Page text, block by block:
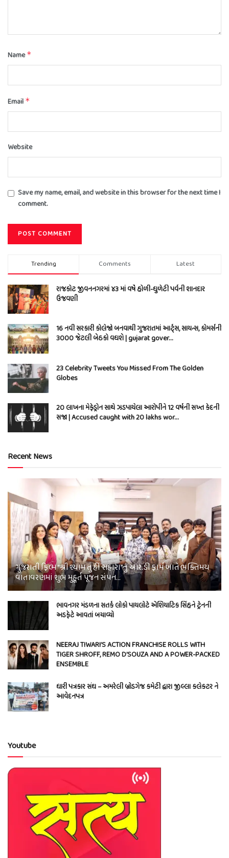
Name*
Email *
Website
Save my name, email, and website in this browser for the next time I
comment.
Trending Comments Latest
રાજકોટ જીવનનગરમાં ૪૩ માં વર્ષે હોળી-ધુળેટી પર્વની શાનદાર
ઉજવણી
16 નવી સરકારી કોલેજો બનવાથી ગુજરાતમાં આર્ટ્સ, સાયન્સ, કોમર્સની
3000 જેટલી બેઠકો વધશે | gujarat gover…
23 Celebrity Tweets You Missed From The Golden
Globes
20 લાખના મેફેડ્રોન સાથે ઝડપાયેલા આરોપીને 12 વર્ષની સખ્ત કેદની
સજા | Accused caught with 20 lakhs wor…
Recent News
ગુજરાતી ફિલ્મ “શ્રી શ્યામ તું હી સહારા”નું આર.ડી ફાર્મ ખાતે ભક્તિમય
વાતાવરણમાં શુભ મુહૂર્ત પૂજન સંપન…
ભાવનગર મંડળના સતર્ક લોકો પાયલોટે એશિયાટિક સિંહને ટ્રેનની
અડફેટે આવતાં બચાવ્યો
NEERAJ TIWARI’S ACTION FRANCHISE ROLLS WITH
TIGER SHROFF, REMO D’SOUZA AND A POWER-PACKED
ENSEMBLE
ધારી પત્રકાર સંઘ – અમરેલી બ્રોડગેજ કમેટી દ્વારા જીલ્લા કલેકટર ને
આવેદનપત્ર
Youtube